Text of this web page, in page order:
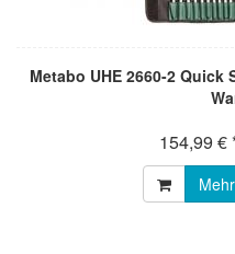
Metabo UHE 2660-2 Quick
154,99 €